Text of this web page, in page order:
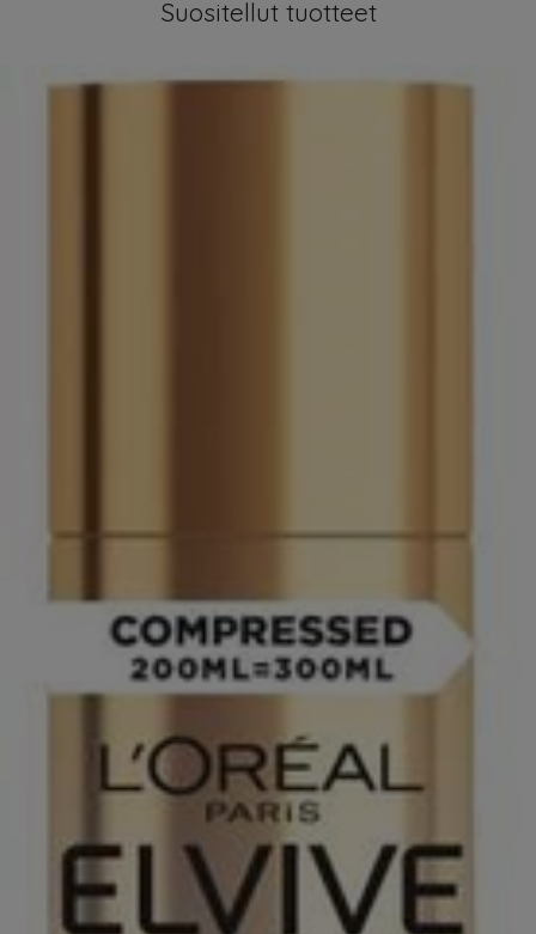
Suositellut tuotteet